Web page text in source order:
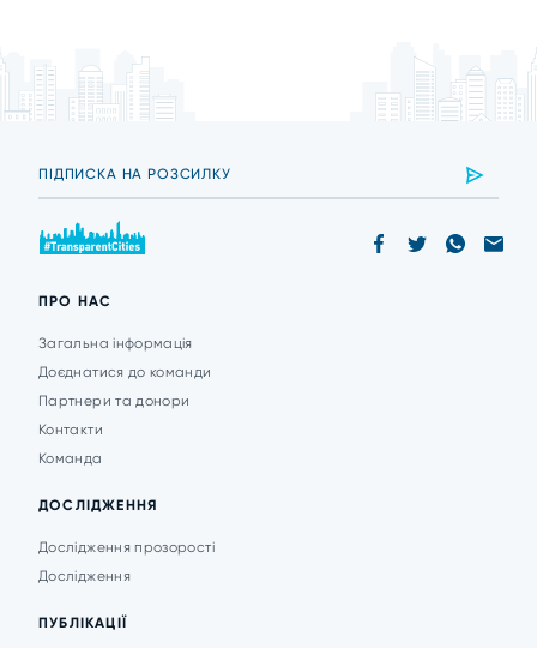
ПРО НАС
Загальна інформація
Доєднатися до команди
Партнери та донори
Контакти
Команда
ДОСЛІДЖЕННЯ
Дослідження прозорості
Дослідження
ПУБЛІКАЦІЇ